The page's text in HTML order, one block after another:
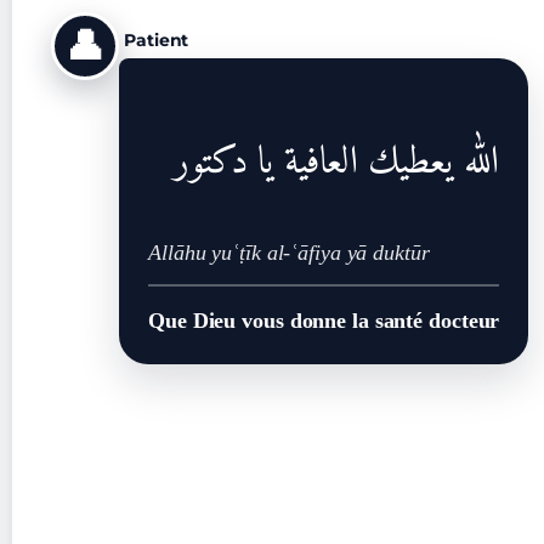
👤 Patient
الله يعطيك العافية يا دكتور
Allāhu yuʿṭīk al-ʿāfiya yā duktūr
Que Dieu vous donne la santé docteur